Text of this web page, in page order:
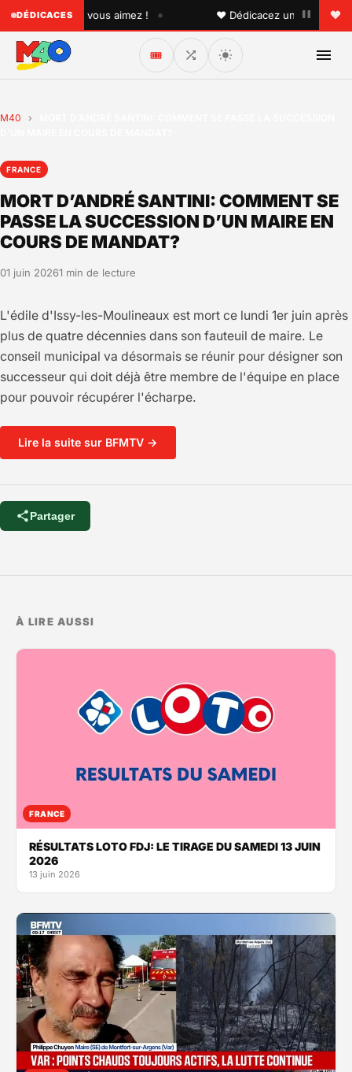
DÉDICACESque vous aimez ! • ♥ Dédicacez un titre à vos
🎟️
M40 ›
FRANCE
MORT D’ANDRÉ SANTINI: COMMENT SE
PASSE LA SUCCESSION D’UN MAIRE EN
COURS DE MANDAT?
01 juin 20261 min de lecture
L'édile d'Issy-les-Moulineaux est mort ce lundi 1er juin après
plus de quatre décennies dans son fauteuil de maire. Le
conseil municipal va désormais se réunir pour désigner son
successeur qui doit déjà être membre de l'équipe en place
pour pouvoir récupérer l'écharpe.
Lire la suite sur BFMTV →
Partager
À LIRE AUSSI
FRANCE
RÉSULTATS LOTO FDJ: LE TIRAGE DU SAMEDI 13 JUIN
2026
13 juin 2026